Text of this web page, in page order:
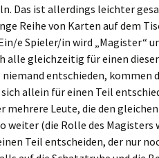
Das ist allerdings leichter
Reihe von Karten auf dem
e Spieler/in wird „Magister“
alle gleichzeitig für einen
entschieden, kommen
allein für einen Teil
mehrere Leute, die den
weiter (die Rolle des Magisters
Teil entscheiden, der nur